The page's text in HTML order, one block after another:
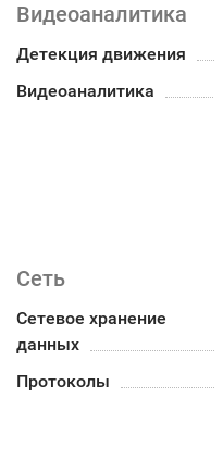
Видеоаналитика
Детекция движения
Видеоаналитика
Сеть
Сетевое хранение
данных
Протоколы